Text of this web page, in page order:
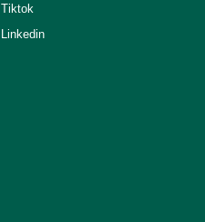
Tiktok
Linkedin